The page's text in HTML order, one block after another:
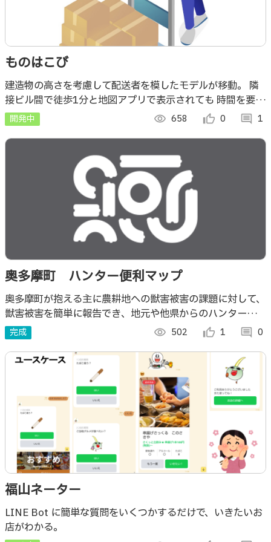
ものはこび
建造物の高さを考慮して配送者を模したモデルが移動。 隣
接ビル間で徒歩1分と地図アプリで表示されても 時間を要し
てしまうことを実際の高さを加味して視覚化します。 高さ
データはPlateauから取得。
開発中 visibility 658 thumb_up_alt 0 comment 1
奥多摩町 ハンター便利マップ
奥多摩町が抱える主に農耕地への獣害被害の課題に対して、
獣害被害を簡単に報告でき、地元や他県からのハンターの獣
害駆除を支援するための獣害被害報告を一覧できるアプリケ
ーションを開発しました。
完成 visibility 502 thumb_up_alt 1 comment 0
福山ネーター
LINE Bot に簡単な質問をいくつかするだけで、いきたいお
店がわかる。